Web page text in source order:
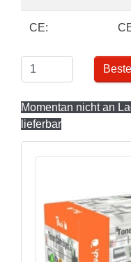
CE:
Momentan nicht an
lieferbar